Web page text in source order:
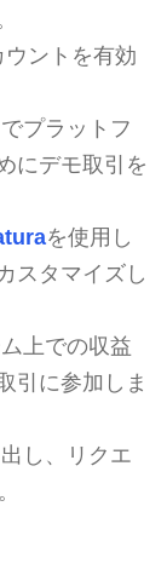
ントを有効
プラットフ
にデモ取引を
を使用し
スタマイズし
上での収益
引に参加しま
し、リクエ